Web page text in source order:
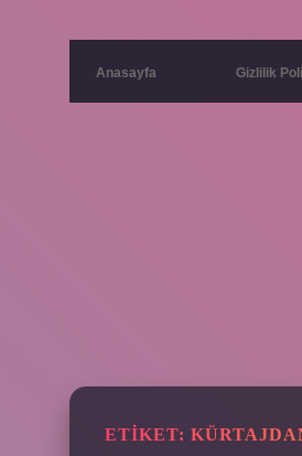
Anasayfa Gizlilik
ETIKET: